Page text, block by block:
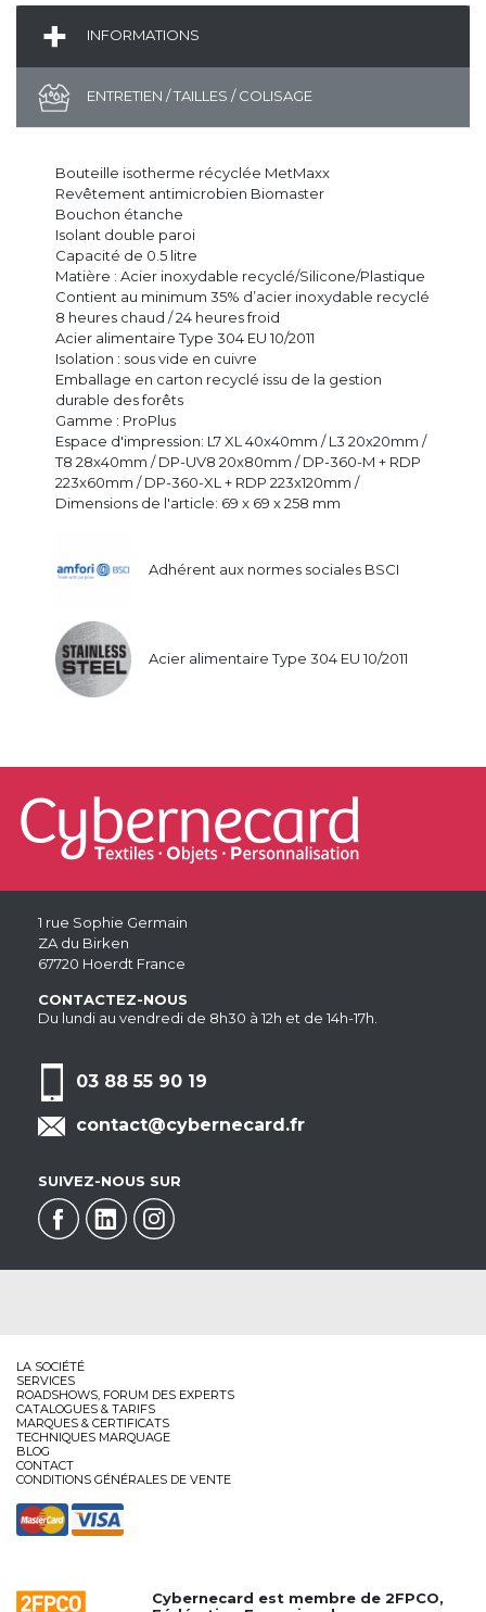
INFORMATIONS
ENTRETIEN / TAILLES / COLISAGE
Bouteille isotherme récyclée MetMaxx
Revêtement antimicrobien Biomaster
Bouchon étanche
Isolant double paroi
Capacité de 0.5 litre
Matière : Acier inoxydable recyclé/Silicone/Plastique
Contient au minimum 35% d’acier inoxydable recyclé
8 heures chaud / 24 heures froid
Acier alimentaire Type 304 EU 10/2011
Isolation : sous vide en cuivre
Emballage en carton recyclé issu de la gestion
durable des forêts
Gamme : ProPlus
Espace d'impression: L7 XL 40x40mm / L3 20x20mm /
T8 28x40mm / DP-UV8 20x80mm / DP-360-M + RDP
223x60mm / DP-360-XL + RDP 223x120mm /
Dimensions de l'article: 69 x 69 x 258 mm
Adhérent aux normes sociales BSCI
Acier alimentaire Type 304 EU 10/2011
1 rue Sophie Germain
ZA du Birken
67720 Hoerdt France
CONTACTEZ-NOUS
Du lundi au vendredi de 8h30 à 12h et de 14h-17h.
03 88 55 90 19
contact@cybernecard.fr
SUIVEZ-NOUS SUR
LA SOCIÉTÉ
SERVICES
ROADSHOWS, FORUM DES EXPERTS
CATALOGUES & TARIFS
MARQUES & CERTIFICATS
TECHNIQUES MARQUAGE
BLOG
CONTACT
CONDITIONS GÉNÉRALES DE VENTE
Cybernecard est membre de2FPCO,